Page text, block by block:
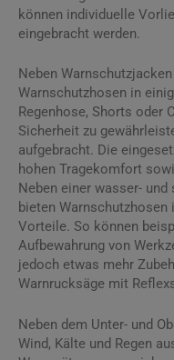
können individuelle
eingebracht werden.
Neben
Warnschutzhosen in
Regenhose, Shorts oder
Sicherheit zu
aufgebracht. Die
hohen Tragekomfort
Neben einer wasser-
bieten
Vorteile. So können
Aufbewahrung von
jedoch etwas mehr
Warnrucksäge mit
Neben dem Unter- und
Wind, Kälte und Regen